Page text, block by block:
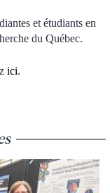
et étudiants en
du Québec.
ici.